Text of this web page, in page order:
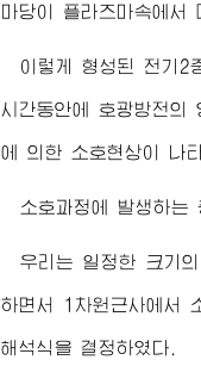
마당이 플라즈마속에서
이렇게 형성된 전기2
시간동안에 호광방전의
에 의한 소호현상이 나
소호과정에 발생하는
우리는 일정한 크기
하면서 1차원근사에서
해석식을 결정하였다.